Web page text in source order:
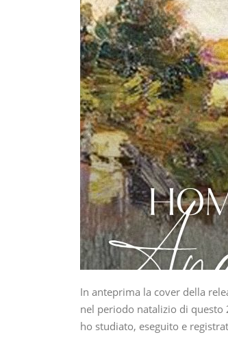
In anteprima la cover della
nel periodo natalizio di questo
ho studiato, eseguito e